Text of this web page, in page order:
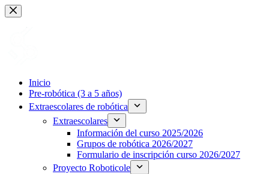
Saltar
al
contenido
Inicio
Pre-robótica (3 a 5 años)
Extraescolares de robótica
Extraescolares
Información del curso 2025/2026
Grupos de robótica 2026/2027
Formulario de inscripción curso 2026/2027
Proyecto Roboticole